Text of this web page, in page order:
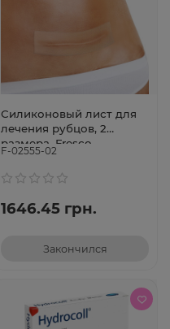
Силиконовый лист для
лечения рубцов, 2
размера, Fresco
(Испания) 10 х 10 см
F-02555-02
1646.45 грн.
Закончился